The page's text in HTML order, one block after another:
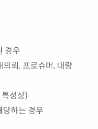
경우
의뢰, 프로슈머, 대량
성상)
당하는 경우